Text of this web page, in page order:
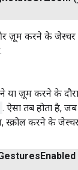
ज़ूम करने के जेस्चर
या ज़ूम करने के
. ऐसा तब होता है,
स्क्रोल करने के
Enabled